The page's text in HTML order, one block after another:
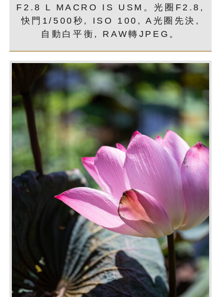
F2.8 L MACRO IS USM。光圈F2.8,
快門1/500秒, ISO 100, A光圈先決,
自動白平衡, RAW轉JPEG。